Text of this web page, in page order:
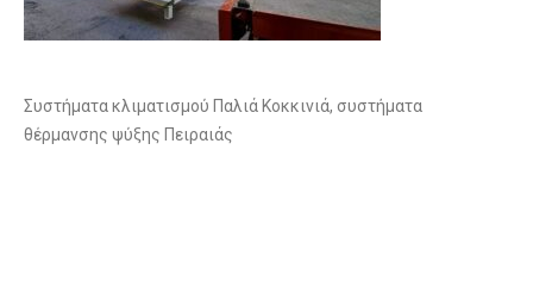
Συστήματα κλιματισμού Παλιά Κοκκινιά, συστήματα
θέρμανσης ψύξης Πειραιάς